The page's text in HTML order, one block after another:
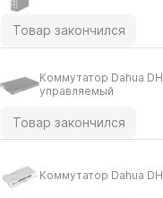
Товар закончился
Коммутатор Dahua
управляемый
Товар закончился
Коммутатор Dahua